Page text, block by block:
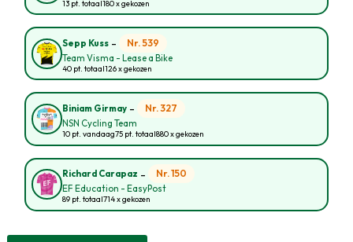
13 pt. totaal180 x gekozen
Sepp Kuss - Nr. 539
Team Visma - Lease a Bike
40 pt. totaal126 x gekozen
Biniam Girmay - Nr. 327
NSN Cycling Team
10 pt. vandaag75 pt. totaal880 x gekozen
Richard Carapaz - Nr. 150
EF Education - EasyPost
89 pt. totaal714 x gekozen